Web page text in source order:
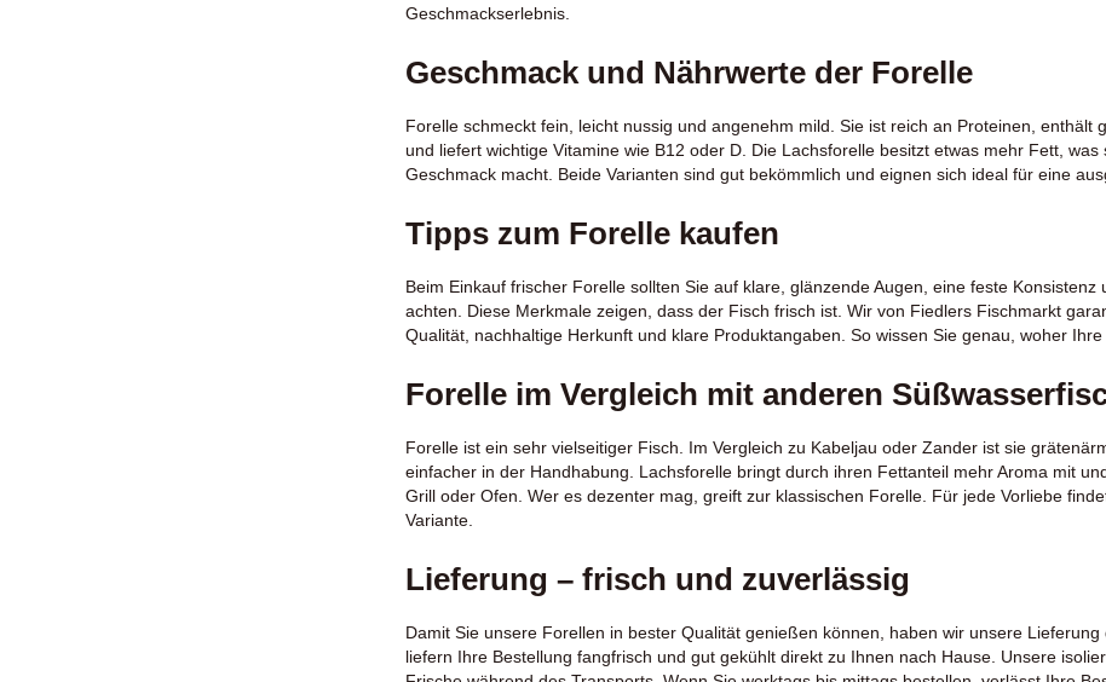
Geschmackserlebnis.
Geschmack und Nährwerte der Forelle
Forelle schmeckt fein, leicht nussig und angenehm mild. Sie ist reich an Proteinen, enthält
und liefert wichtige Vitamine wie B12 oder D. Die Lachsforelle besitzt etwas mehr Fett,
Geschmack macht. Beide Varianten sind gut bekömmlich und eignen sich ideal für eine
Tipps zum Forelle kaufen
Beim Einkauf frischer Forelle sollten Sie auf klare, glänzende Augen, eine feste Konsistenz
achten. Diese Merkmale zeigen, dass der Fisch frisch ist. Wir von Fiedlers Fischmarkt
Qualität, nachhaltige Herkunft und klare Produktangaben. So wissen Sie genau, woher Ihre
Forelle im Vergleich mit anderen
Forelle ist ein sehr vielseitiger Fisch. Im Vergleich zu KabeljauoderZander ist sie
einfacher in der Handhabung. Lachsforelle bringt durch ihren Fettanteil mehr Aroma mit
Grill oder Ofen. Wer es dezenter mag, greift zur klassischen Forelle. Für jede Vorliebe
Variante.
Lieferung – frisch und zuverlässig
Damit Sie unsere Forellen in bester Qualität genießen können, haben wir unsere
liefern Ihre Bestellung fangfrisch und gut gekühlt direkt zu Ihnen nach Hause. Unsere